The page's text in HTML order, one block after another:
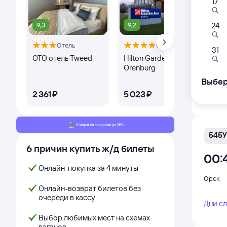
9,3
Отель
ОТО отель Tweed
2 ⁠361 ⁠₽
9,2
Отель
Hilton Garden Inn
Orenburg
5 ⁠023 ⁠₽
6 причин купить ж/д билеты
Онлайн-покупка за 4 минуты
Онлайн-возврат билетов без
очереди в кассу
Выбор любимых мест на схемах
249Н
из
545У
Орск
Дни
24
31